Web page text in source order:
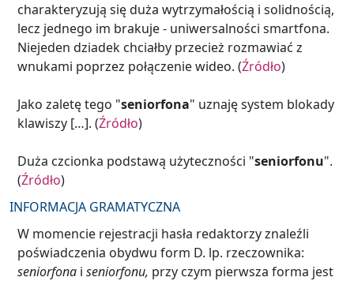
charakteryzują się duża wytrzymałością i solidnością,
lecz jednego im brakuje - uniwersalności smartfona.
Niejeden dziadek chciałby przecież rozmawiać z
wnukami poprzez połączenie wideo. (Źródło)
Jako zaletę tego "seniorfona" uznaję system blokady
klawiszy […]. (Źródło)
Duża czcionka podstawą użyteczności "seniorfonu".
(Źródło)
INFORMACJA GRAMATYCZNA
W momencie rejestracji hasła redaktorzy znaleźli
poświadczenia obydwu form D. lp. rzeczownika:
seniorfona i seniorfonu, przy czym pierwsza forma jest